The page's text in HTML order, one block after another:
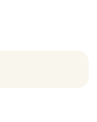
transportasi
dan